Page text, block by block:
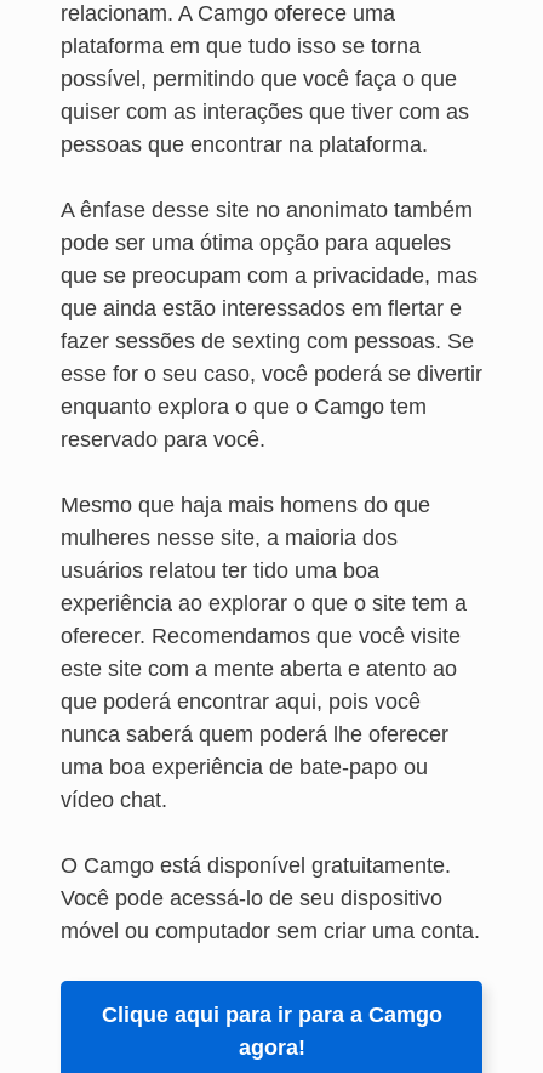
relacionam. A Camgo oferece uma
plataforma em que tudo isso se torna
possível, permitindo que você faça o que
quiser com as interações que tiver com as
pessoas que encontrar na plataforma.
A ênfase desse site no anonimato também
pode ser uma ótima opção para aqueles
que se preocupam com a privacidade, mas
que ainda estão interessados em flertar e
fazer sessões de sexting com pessoas. Se
esse for o seu caso, você poderá se divertir
enquanto explora o que o Camgo tem
reservado para você.
Mesmo que haja mais homens do que
mulheres nesse site, a maioria dos
usuários relatou ter tido uma boa
experiência ao explorar o que o site tem a
oferecer. Recomendamos que você visite
este site com a mente aberta e atento ao
que poderá encontrar aqui, pois você
nunca saberá quem poderá lhe oferecer
uma boa experiência de bate-papo ou
vídeo chat.
O Camgo está disponível gratuitamente.
Você pode acessá-lo de seu dispositivo
móvel ou computador sem criar uma conta.
Clique aqui para ir para a Camgo
agora!